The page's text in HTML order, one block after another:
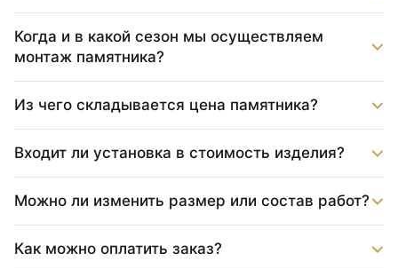
Когда и в какой сезон мы осуществляем
монтаж памятника?
Из чего складывается цена памятника?
Входит ли установка в стоимость изделия?
Можно ли изменить размер или состав работ?
Как можно оплатить заказ?